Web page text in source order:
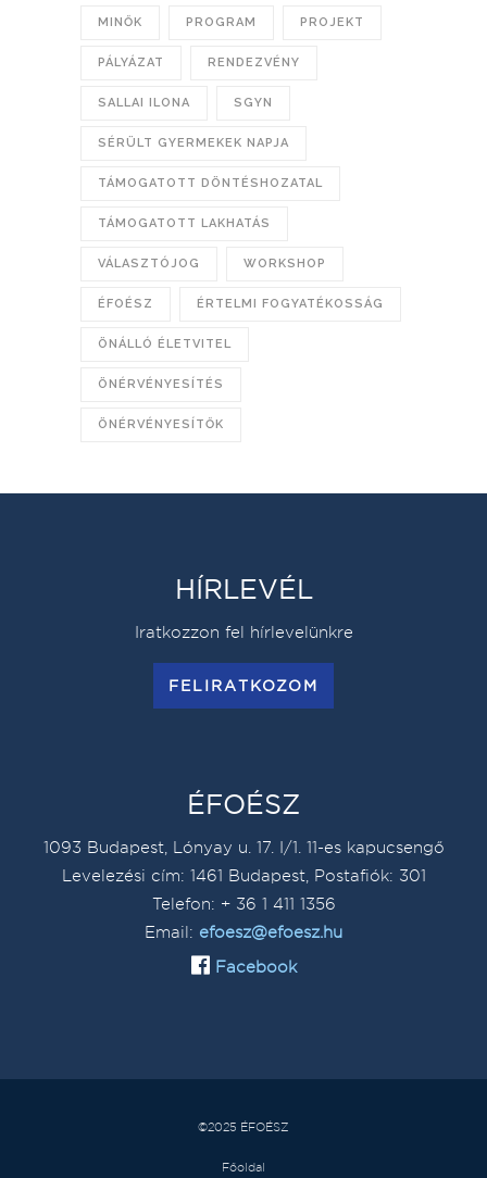
MINŐK PROGRAM PROJEKT
PÁLYÁZAT RENDEZVÉNY
SALLAI ILONA SGYN
SÉRÜLT GYERMEKEK NAPJA
TÁMOGATOTT DÖNTÉSHOZATAL
TÁMOGATOTT LAKHATÁS
VÁLASZTÓJOG WORKSHOP
ÉFOÉSZ ÉRTELMI FOGYATÉKOSSÁG
ÖNÁLLÓ ÉLETVITEL
ÖNÉRVÉNYESÍTÉS
ÖNÉRVÉNYESÍTŐK
HÍRLEVÉL
Iratkozzon fel hírlevelünkre
FELIRATKOZOM
ÉFOÉSZ
1093 Budapest, Lónyay u. 17. I/1. 11-es kapucsengő
Levelezési cím: 1461 Budapest, Postafiók: 301
Telefon: + 36 1 411 1356
Email: efoesz@efoesz.hu
Facebook
©2025 ÉFOÉSZ
Főoldal